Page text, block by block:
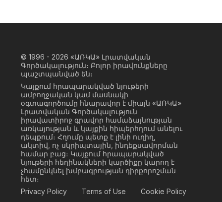
© 1996 - 2026 «ԱՌԿԱ» Լրատվական
Գործակալություն։ Բոլոր իրավունքները
պաշտպանված են։
Կայքում հրապարակված նյութերի
ամբողջական կամ մասնակի
օգտագործումը հնարավոր է միայն «ԱՌԿԱ»
Լրատվական Գործակալություն
իրավատիրոջ գրավոր համաձայնության
առկայության և կայքին հիպերհղում անելու
դեպքում։ Հղումը պետք է լինի ուղիղ,
ակտիվ, ոչ սկրիպտային, ինդեքսավորման
համար բաց։ Կայքում հրապարակված
նյութերի հեղինակների կարծիքը կարող է
չհամընկնել խմբագրության դիրքորոշման
հետ։
Privacy Policy
Terms of Use Cookie Policy